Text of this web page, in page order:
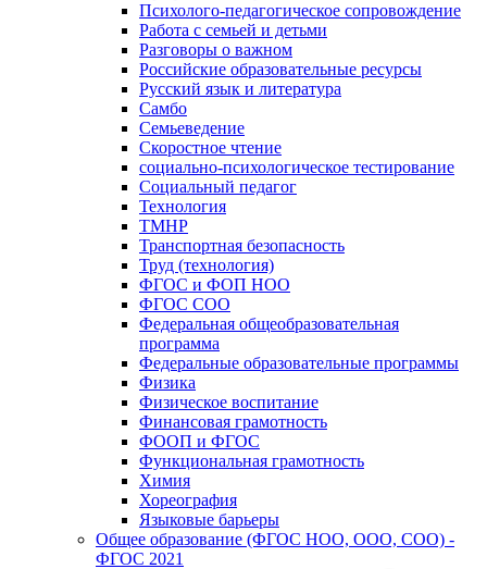
Психолого-педагогическое сопровождение
Работа с семьей и детьми
Разговоры о важном
Российские образовательные ресурсы
Русский язык и литература
Самбо
Семьеведение
Скоростное чтение
социально-психологическое тестирование
Социальный педагог
Технология
ТМНР
Транспортная безопасность
Труд (технология)
ФГОС и ФОП НОО
ФГОС СОО
Федеральная общеобразовательная
программа
Федеральные образовательные программы
Физика
Физическое воспитание
Финансовая грамотность
ФООП и ФГОС
Функциональная грамотность
Химия
Хореография
Языковые барьеры
Общее образование (ФГОС НОО, ООО, СОО) -
ФГОС 2021